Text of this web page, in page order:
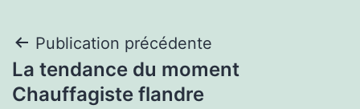
Navigation
de
Publication précédente
La tendance du moment
Chauffagiste flandre